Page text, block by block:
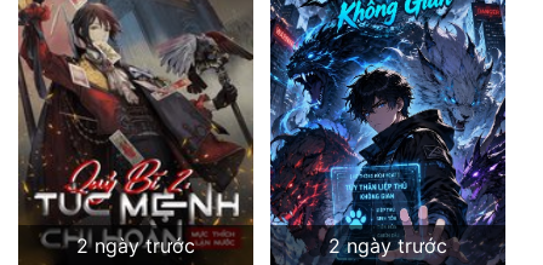
Đô Thị
Đông Phương
Đông Phương Huyền Huyễn
Đồng Nhân
Cẩu Đạo Trường Sinh
2 ngày trước
2 ngày trước